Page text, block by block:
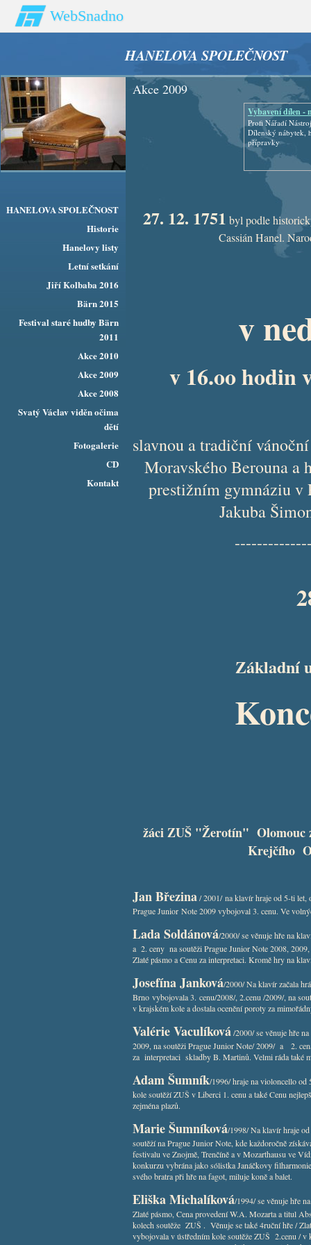
WebSnadno
HANELOVA SPOLEČNOST
HANELOVA SPOLEČNOST
Historie
Hanelovy listy
Letní setkání
Jiří Kolbaba 2016
Bärn 2015
Festival staré hudby Bärn
2011
Akce 2010
Akce 2009
Akce 2008
Svatý Václav viděn očima
dětí
Fotogalerie
CD
Kontakt
Akce 2009
Vybavení dílen -
Profi Nářadí
Dílenský nábytek,
přípravky
27. 12. 1751 byl podle
Cassián Hanel.
v
v 16.oo hodin
slavnou a tradiční
Moravského Berouna a
prestižním gymnáziu v
Jakuba
Základní
žáci ZUŠ "Žerotín" Olomouc
Krejčího
Jan Březina/ 2001/ na klavír hraje od 5-ti let,
Prague Junior Note 2009 vybojoval 3. cenu. Ve
Lada Soldánová/2000/ se věnuje hře na
a 2. ceny na soutěži Prague Junior Note 2008, 2009,
Zlaté pásmo a Cenu za interpretaci. Kromě hry na
Josefína Janková/2000/ Na klavír začala
Brno vybojovala 3. cenu/2008/, 2.cenu /2009/, na
v krajském kole a dostala ocenění poroty za
Valérie Vaculíková/2000/ se věnuje hře
2009, na soutěži Prague Junior Note/ 2009/ a 2.
za interpretaci skladby B. Martinů. Velmi ráda také
Adam Šumník/1996/ hraje na violoncello
kole soutěží ZUŠ v Liberci 1. cenu a také Cenu
zejména plazů.
Marie Šumníková/1998/ Na klavír hraje
soutěží na Prague Junior Note, kde každoročně
festivalu ve Znojmě, Trenčíně a v Mozarthausu ve
konkurzu vybrána jako sólistka Janáčkovy
svého bratra při hře na fagot, miluje koně a balet.
Eliška Michalíková/1994/ se věnuje hře
Zlaté pásmo, Cena provedení W.A. Mozarta a titul
kolech soutěže ZUŠ . Věnuje se také 4ruční hře /
vybojovala v ústředním kole soutěže ZUŠ 2.cenu / v